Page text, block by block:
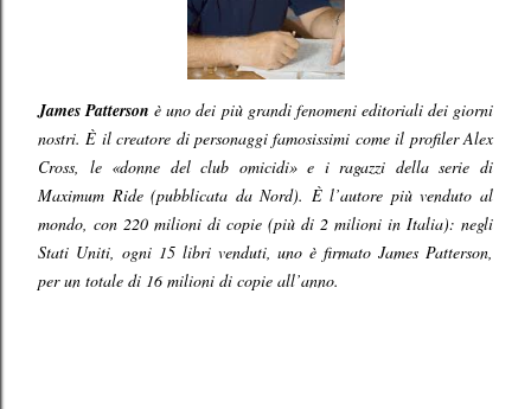
James Patterson è uno dei più grandi fenomeni editoriali dei giorni
nostri. È il creatore di personaggi famosissimi come il profiler Alex
Cross, le «donne del club omicidi» e i ragazzi della serie di
Maximum Ride (pubblicata da Nord). È l’autore più venduto al
mondo, con 220 milioni di copie (più di 2 milioni in Italia): negli
Stati Uniti, ogni 15 libri venduti, uno è firmato James Patterson,
per un totale di 16 milioni di copie all’anno.